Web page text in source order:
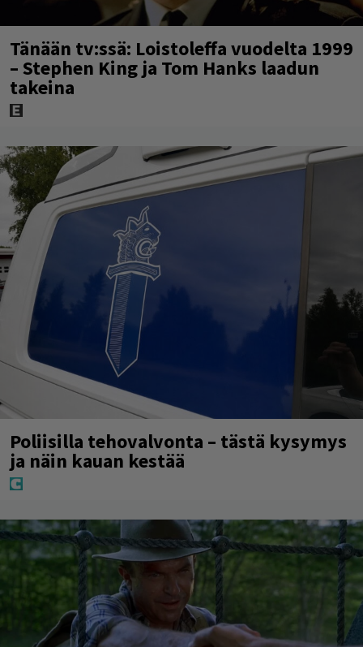
Tänään tv:ssä: Loistoleffa vuodelta 1999
– Stephen King ja Tom Hanks laadun
takeina
Poliisilla tehovalvonta – tästä kysymys
ja näin kauan kestää